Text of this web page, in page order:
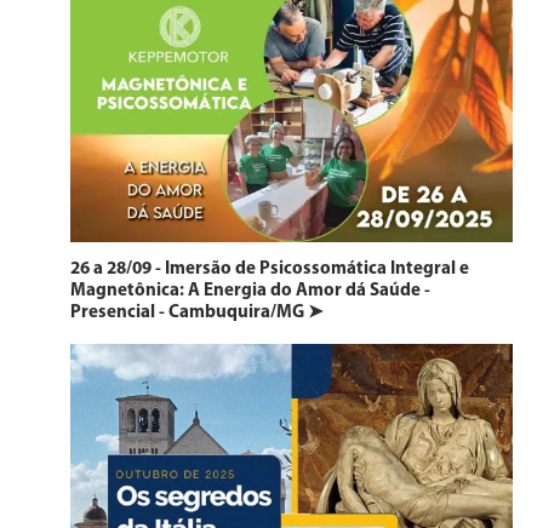
26 a 28/09 - Imersão de Psicossomática Integral e
Magnetônica: A Energia do Amor dá Saúde -
Presencial - Cambuquira/MG ➤